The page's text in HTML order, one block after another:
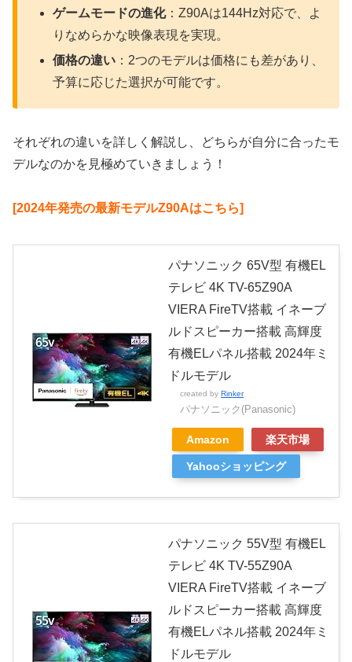
ゲームモードの進化：Z90Aは144Hz対応で、よ
りなめらかな映像表現を実現。
価格の違い ：2つのモデルは価格にも差があり、
予算に応じた選択が可能です。
それぞれの違いを詳しく解説し、どちらが自分に合ったモ
デルなのかを見極めていきましょう！
[2024年発売の最新モデルZ90Aはこちら]
パナソニック 65V型 有機EL
テレビ 4K TV-65Z90A
VIERA FireTV搭載 イネーブ
ルドスピーカー搭載 高輝度
有機ELパネル搭載 2024年ミ
ドルモデル
created by Rinker
パナソニック(Panasonic)
Amazon 楽天市場
Yahooショッピング
パナソニック 55V型 有機EL
テレビ 4K TV-55Z90A
VIERA FireTV搭載 イネーブ
ルドスピーカー搭載 高輝度
有機ELパネル搭載 2024年ミ
ドルモデル